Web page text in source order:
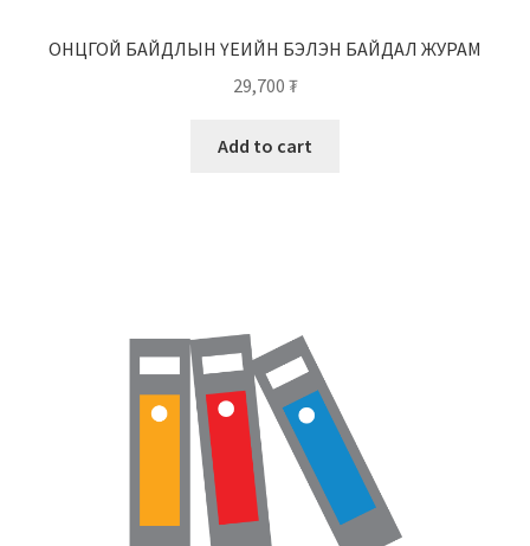
ОНЦГОЙ БАЙДЛЫН ҮЕИЙН БЭЛЭН БАЙДАЛ ЖУРАМ
29,700 ₮
Add to cart